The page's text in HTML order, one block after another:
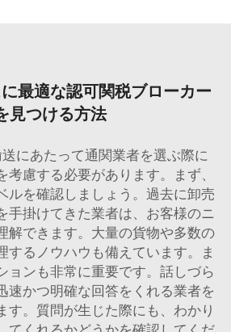
最適な認可関税ブローカー
見つける方法
にあたって通関業者を選ぶ際に
考慮する必要があります。まず、
ルを確認しましょう。過去に卸売
手掛けてきた業者は、お客様のニ
解できます。大量の貨物や多数の
するノウハウも備えています。ま
ョンも非常に重要です。話しづら
速かつ明確な回答をくれる業者を
す。質問が生じた際にも、わかり